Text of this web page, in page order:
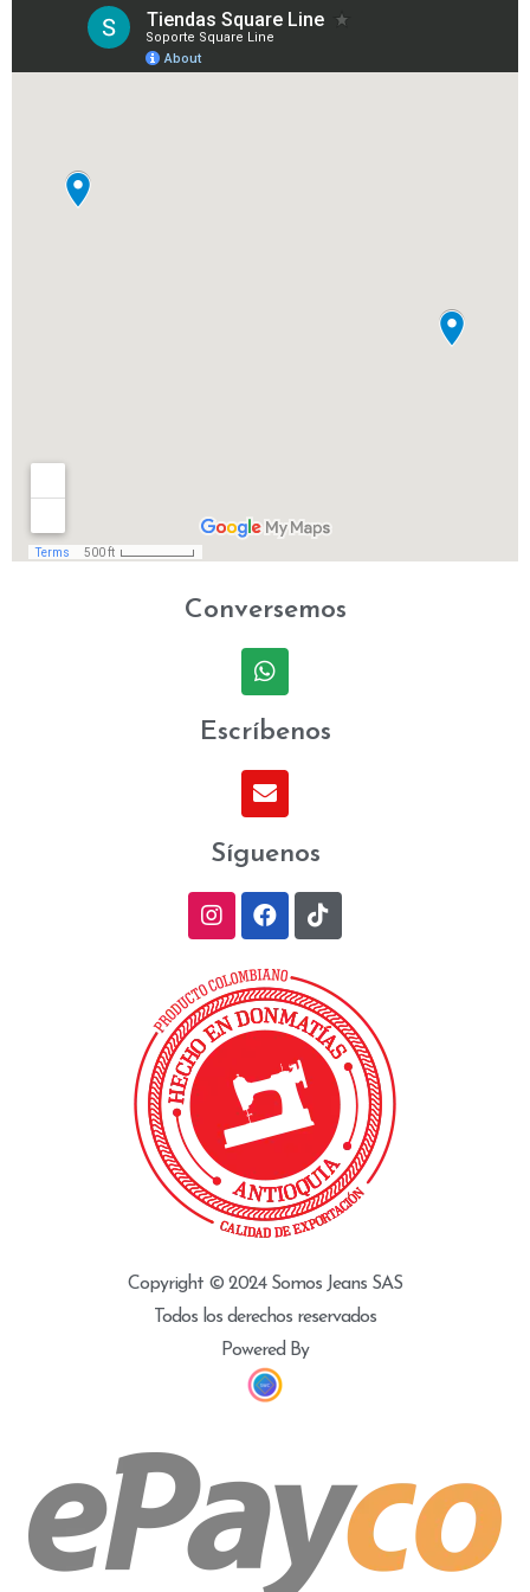
Conversemos
Escríbenos
Síguenos
Copyright © 2024 Somos Jeans SAS
Todos los derechos reservados
Powered By